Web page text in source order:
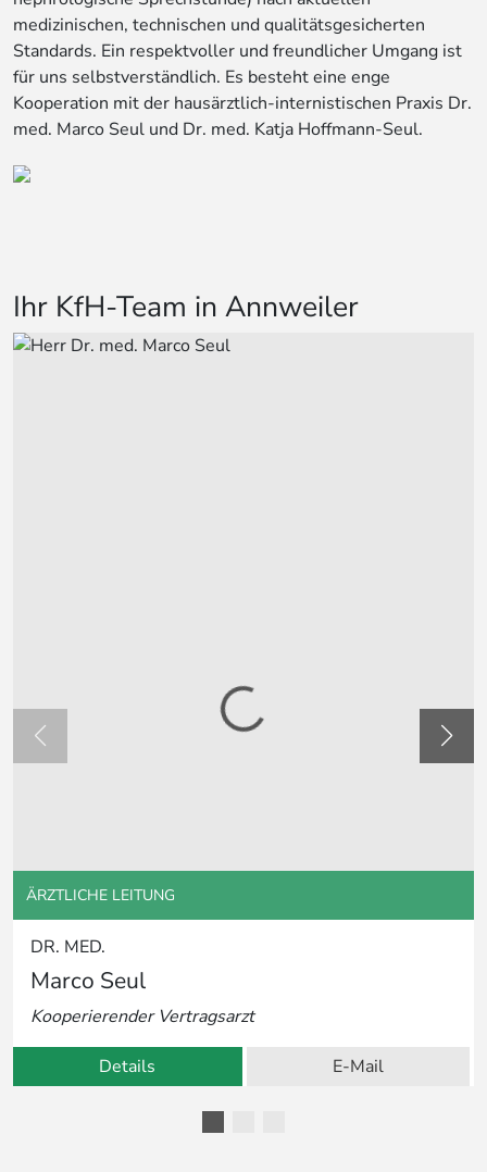
medizinischen, technischen und qualitätsgesicherten
Standards. Ein respektvoller und freundlicher Umgang ist
für uns selbstverständlich. Es besteht eine enge
Kooperation mit der hausärztlich-internistischen Praxis Dr.
med. Marco Seul und Dr. med. Katja Hoffmann-Seul.
Ihr KfH-Team in Annweiler
ÄRZTLICHE LEITUNG
DR. MED.
Marco Seul
Kooperierender Vertragsarzt
Details E-Mail